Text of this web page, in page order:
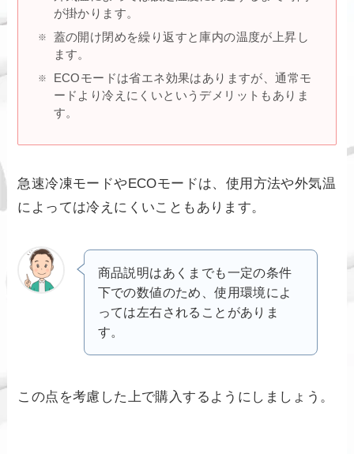
が掛かります。
蓋の開け閉めを繰り返すと庫内の温度が上昇し
ます。
ECOモードは省エネ効果はありますが、通常モ
ードより冷えにくいというデメリットもありま
す。
急速冷凍モードやECOモードは、使用方法や外気温
によっては冷えにくいこともあります。
商品説明はあくまでも一定の条件
下での数値のため、使用環境によ
っては左右されることがありま
す。
この点を考慮した上で購入するようにしましょう。